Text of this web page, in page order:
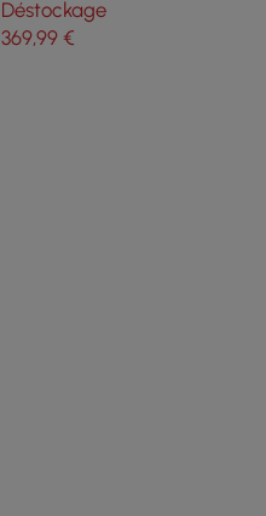
Cuisine pour Salle à
Manger
Déstockage
369,99€